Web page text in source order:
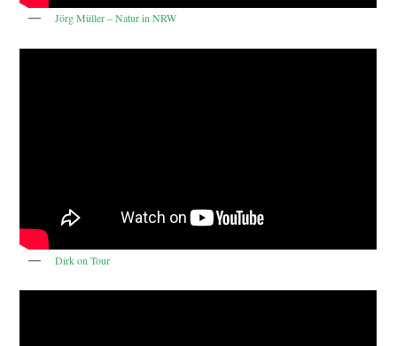
Jörg Müller – Natur in NRW
Dirk on Tour